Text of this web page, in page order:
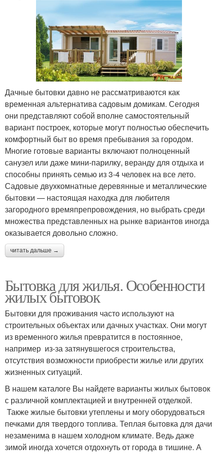
Дачные бытовки давно не рассматриваются как
временная альтернатива садовым домикам. Сегодня
они представляют собой вполне самостоятельный
вариант построек, которые могут полностью обеспечить
комфортный быт во время пребывания за городом.
Многие готовые варианты включают полноценный
санузел или даже мини-парилку, веранду для отдыха и
способны принять семью из 3-4 человек на все лето.
Садовые двухкомнатные деревянные и металлические
бытовки — настоящая находка для любителя
загородного времяпрепровождения, но выбрать среди
множества представленных на рынке вариантов иногда
оказывается довольно сложно.
читать дальше →
Бытовка для жилья. Особенности
жилых бытовок
Бытовки для проживания часто используют на
строительных объектах или дачных участках. Они могут
из временного жилья превратится в постоянное,
например из-за затянувшегося строительства,
отсутствия возможности приобрести жилье или других
жизненных ситуаций.
В нашем каталоге Вы найдете варианты жилых бытовок
с различной комплектацией и внутренней отделкой.
Также жилые бытовки утеплены и могу оборудоваться
печками для твердого топлива. Теплая бытовка для дачи
незаменима в нашем холодном климате. Ведь даже
зимой иногда хочется отдохнуть от города в тишине. А